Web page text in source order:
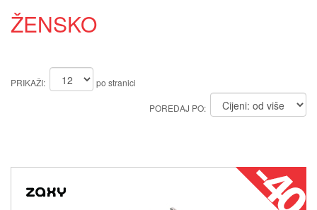
ŽENSKO
PRIKAŽI: po stranici
POREDAJ PO: